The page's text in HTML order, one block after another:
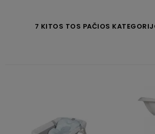
7 KITOS TOS PAČIOS